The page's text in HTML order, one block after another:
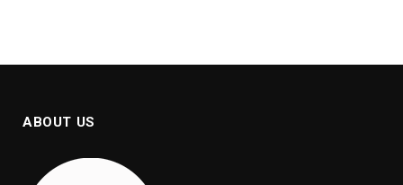
ABOUT US